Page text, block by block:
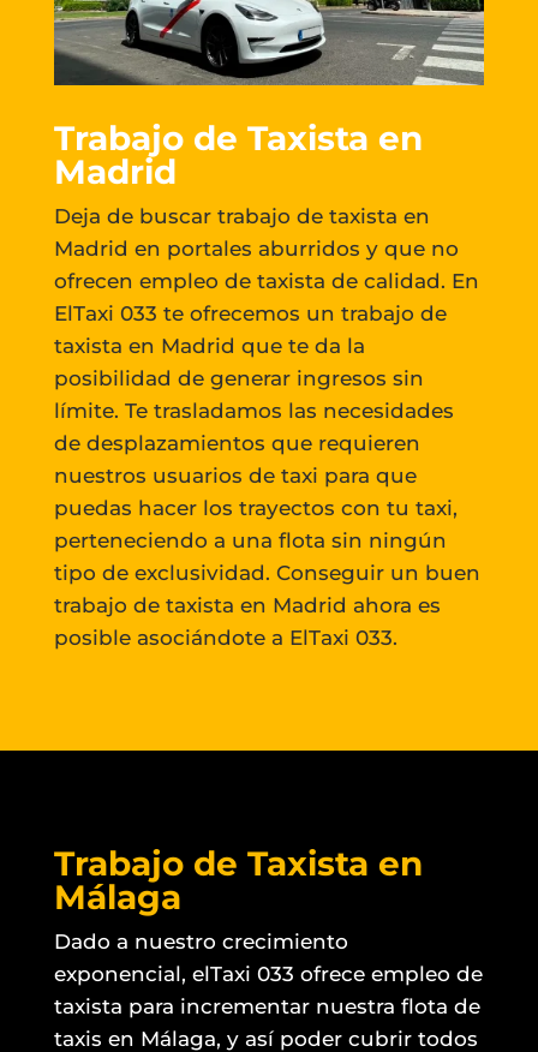
Trabajo de Taxista en
Madrid
Deja de buscar trabajo de taxista en
Madrid en portales aburridos y que no
ofrecen empleo de taxista de calidad. En
ElTaxi 033 te ofrecemos un trabajo de
taxista en Madrid que te da la
posibilidad de generar ingresos sin
límite. Te trasladamos las necesidades
de desplazamientos que requieren
nuestros usuarios de taxi para que
puedas hacer los trayectos con tu taxi,
perteneciendo a una flota sin ningún
tipo de exclusividad. Conseguir un buen
trabajo de taxista en Madrid ahora es
posible asociándote a ElTaxi 033.
Trabajo de Taxista en
Málaga
Dado a nuestro crecimiento
exponencial, elTaxi 033 ofrece empleo de
taxista para incrementar nuestra flota de
taxis en Málaga, y así poder cubrir todos